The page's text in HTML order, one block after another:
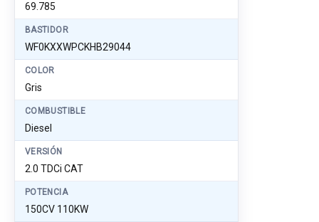
69.785
BASTIDOR
WF0KXXWPCKHB29044
COLOR
Gris
COMBUSTIBLE
Diesel
VERSIÓN
2.0 TDCi CAT
POTENCIA
150CV 110KW